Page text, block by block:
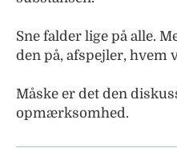
Sne falder lige på alle.
den på, afspejler, hvem
Måske er det den
opmærksomhed.